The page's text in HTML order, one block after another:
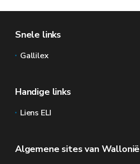
Snele links
Gallilex
Handige links
Liens ELI
Algemene sites van Wallonië